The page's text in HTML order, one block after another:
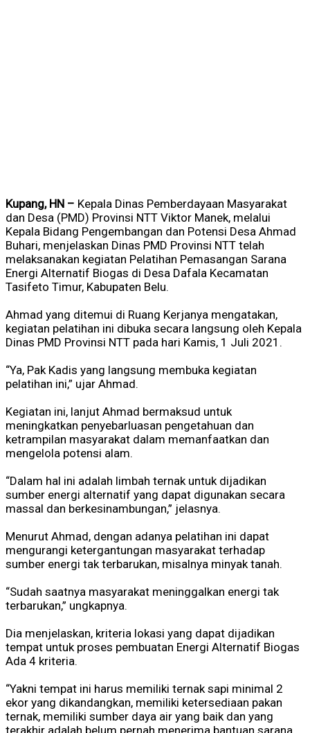
Kupang, HN – Kepala Dinas Pemberdayaan Masyarakat
dan Desa (PMD) Provinsi NTT Viktor Manek, melalui
Kepala Bidang Pengembangan dan Potensi Desa Ahmad
Buhari, menjelaskan Dinas PMD Provinsi NTT telah
melaksanakan kegiatan Pelatihan Pemasangan Sarana
Energi Alternatif Biogas di Desa Dafala Kecamatan
Tasifeto Timur, Kabupaten Belu.
Ahmad yang ditemui di Ruang Kerjanya mengatakan,
kegiatan pelatihan ini dibuka secara langsung oleh Kepala
Dinas PMD Provinsi NTT pada hari Kamis, 1 Juli 2021.
“Ya, Pak Kadis yang langsung membuka kegiatan
pelatihan ini,” ujar Ahmad.
Kegiatan ini, lanjut Ahmad bermaksud untuk
meningkatkan penyebarluasan pengetahuan dan
ketrampilan masyarakat dalam memanfaatkan dan
mengelola potensi alam.
“Dalam hal ini adalah limbah ternak untuk dijadikan
sumber energi alternatif yang dapat digunakan secara
massal dan berkesinambungan,” jelasnya.
Menurut Ahmad, dengan adanya pelatihan ini dapat
mengurangi ketergantungan masyarakat terhadap
sumber energi tak terbarukan, misalnya minyak tanah.
“Sudah saatnya masyarakat meninggalkan energi tak
terbarukan,” ungkapnya.
Dia menjelaskan, kriteria lokasi yang dapat dijadikan
tempat untuk proses pembuatan Energi Alternatif Biogas
Ada 4 kriteria.
“Yakni tempat ini harus memiliki ternak sapi minimal 2
ekor yang dikandangkan, memiliki ketersediaan pakan
ternak, memiliki sumber daya air yang baik dan yang